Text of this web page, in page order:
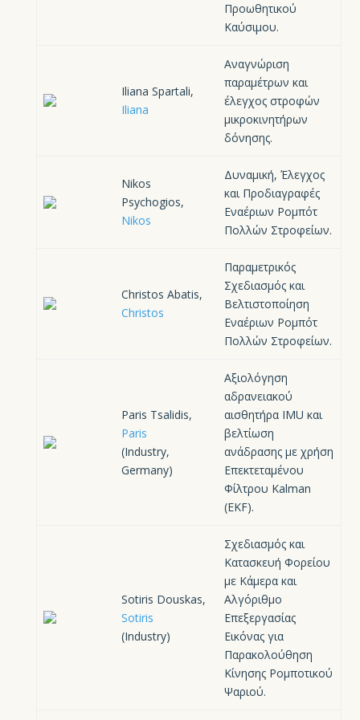
Προωθητικού
Καύσιμου.
Iliana Spartali,
Iliana
Αναγνώριση
παραμέτρων και
έλεγχος στροφών
μικροκινητήρων
δόνησης.
Nikos
Psychogios,
Nikos
Δυναμική, Έλεγχος
και Προδιαγραφές
Εναέριων Ρομπότ
Πολλών Στροφείων.
Christos Abatis,
Christos
Παραμετρικός
Σχεδιασμός και
Βελτιστοποίηση
Εναέριων Ρομπότ
Πολλών Στροφείων.
Paris Tsalidis,
Paris
(Industry,
Germany)
Αξιολόγηση
αδρανειακού
αισθητήρα IMU και
βελτίωση
ανάδρασης με χρήση
Επεκτεταμένου
Φίλτρου Kalman
(EKF).
Sotiris Douskas,
Sotiris
(Industry)
Σχεδιασμός και
Κατασκευή Φορείου
με Κάμερα και
Αλγόριθμο
Επεξεργασίας
Εικόνας για
Παρακολούθηση
Κίνησης Ρομποτικού
Ψαριού.